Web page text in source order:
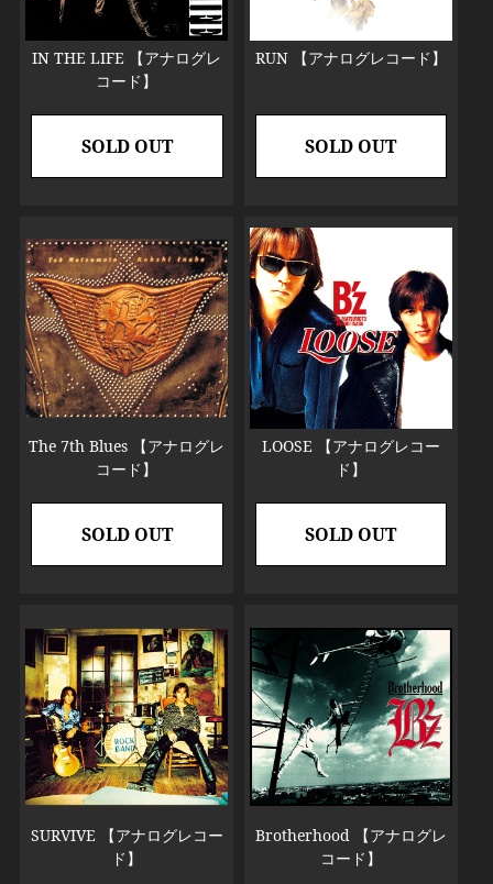
IN THE LIFE 【アナログレ
コード】
SOLD OUT
RUN 【アナログレコード】
SOLD OUT
The 7th Blues 【アナログレ
コード】
SOLD OUT
LOOSE 【アナログレコー
ド】
SOLD OUT
SURVIVE 【アナログレコー
ド】
Brotherhood 【アナログレ
コード】